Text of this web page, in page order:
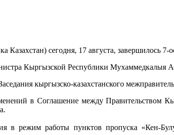
Казахстан) сегодня, 17 августа, завершилось
Кыргызской Республики Мухаммедкалыя
кыргызско-казахстанского
в Соглашение между Правительством
в режим работы пунктов пропуска «Кен-